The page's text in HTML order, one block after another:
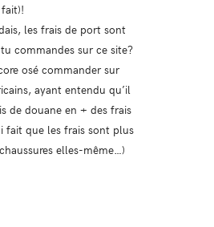
les frais de port sont
commandes sur ce site?
osé commander sur
ayant entendu qu’il
de douane en + des frais
fait que les frais sont plus
elles-même…)